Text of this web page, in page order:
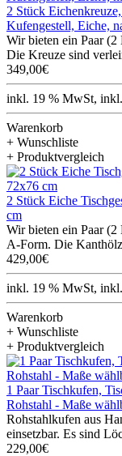
2 Stück
Kufengestell, Eiche,
Wir bieten ein Paar (2
Die Kreuze sind
349,00€
inkl. 19 % MwSt,
Warenkorb
+ Wunschliste
+ Produktvergleich
2 Stück Eiche
cm
Wir bieten ein Paar (2
A-Form. Die
429,00€
inkl. 19 % MwSt,
Warenkorb
+ Wunschliste
+ Produktvergleich
1 Paar Tischkufen,
Rohstahl - Maße
Rohstahlkufen aus
einsetzbar. Es sind
229,00€